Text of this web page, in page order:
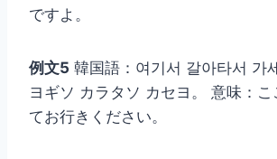
ですよ。
例文5 韓国語：여기서 갈아타서 가
ヨギソ カラタソ カセヨ。 意味：こ
てお行きください。